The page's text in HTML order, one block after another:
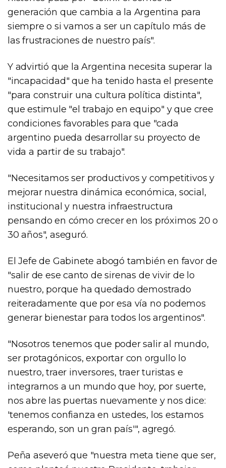
generación que cambia a la Argentina para
siempre o si vamos a ser un capítulo más de
las frustraciones de nuestro país".
Y advirtió que la Argentina necesita superar la
"incapacidad" que ha tenido hasta el presente
"para construir una cultura política distinta",
que estimule "el trabajo en equipo" y que cree
condiciones favorables para que "cada
argentino pueda desarrollar su proyecto de
vida a partir de su trabajo".
"Necesitamos ser productivos y competitivos y
mejorar nuestra dinámica económica, social,
institucional y nuestra infraestructura
pensando en cómo crecer en los próximos 20 o
30 años", aseguró.
El Jefe de Gabinete abogó también en favor de
"salir de ese canto de sirenas de vivir de lo
nuestro, porque ha quedado demostrado
reiteradamente que por esa vía no podemos
generar bienestar para todos los argentinos".
"Nosotros tenemos que poder salir al mundo,
ser protagónicos, exportar con orgullo lo
nuestro, traer inversores, traer turistas e
integrarnos a un mundo que hoy, por suerte,
nos abre las puertas nuevamente y nos dice:
'tenemos confianza en ustedes, los estamos
esperando, son un gran país'", agregó.
Peña aseveró que "nuestra meta tiene que ser,